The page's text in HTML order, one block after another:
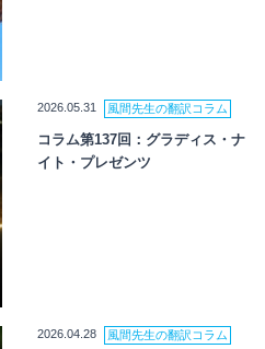
2026.05.31 風間先生の翻訳コラム
コラム第137回：グラディス・ナ
イト・プレゼンツ
2026.04.28 風間先生の翻訳コラム